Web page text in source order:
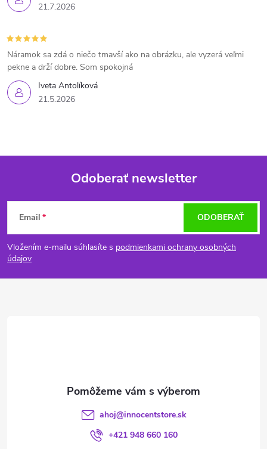
21.7.2026
Iveta Antolíková
21.5.2026
Náramok sa zdá o niečo tmavší ako na obrázku, ale vyzerá veľmi
pekne a drží dobre. Som spokojná
Z
á
p
Odoberať newsletter
Email
Vložením e-mailu súhlasíte s podmienkami ochrany osobných
údajov
ODOBERAŤ
ahoj@innocentstore.sk
+421 948 660 160